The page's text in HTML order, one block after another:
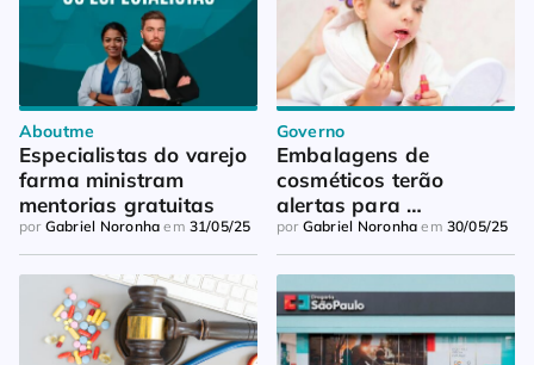
Aboutme
Especialistas do varejo
farma ministram
mentorias gratuitas
por Gabriel Noronha em 31/05/25
Governo
Embalagens de
cosméticos terão
alertas para
desregulação hormonal
por Gabriel Noronha em 30/05/25